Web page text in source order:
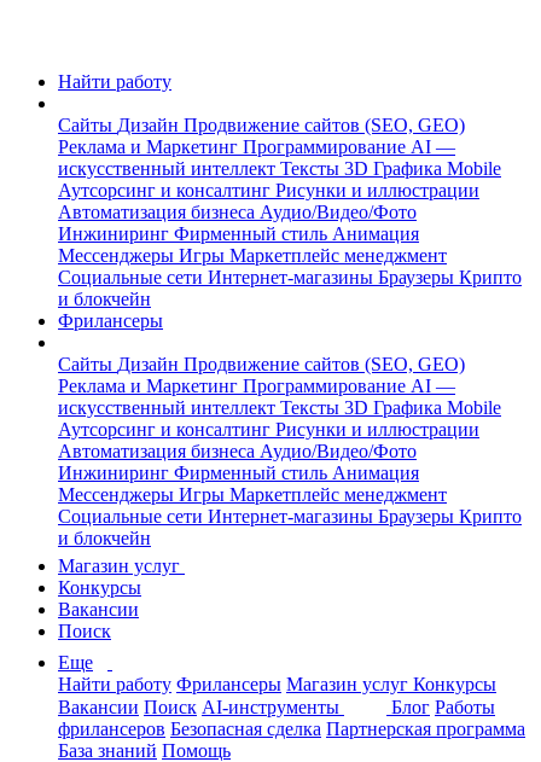
Найти работу
Сайты Дизайн Продвижение сайтов (SEO, GEO)
Реклама и Маркетинг Программирование AI —
искусственный интеллект Тексты 3D Графика Mobile
Аутсорсинг и консалтинг Рисунки и иллюстрации
Автоматизация бизнеса Аудио/Видео/Фото
Инжиниринг Фирменный стиль Анимация
Мессенджеры Игры Маркетплейс менеджмент
Социальные сети Интернет-магазины Браузеры Крипто
и блокчейн
Фрилансеры
Сайты Дизайн Продвижение сайтов (SEO, GEO)
Реклама и Маркетинг Программирование AI —
искусственный интеллект Тексты 3D Графика Mobile
Аутсорсинг и консалтинг Рисунки и иллюстрации
Автоматизация бизнеса Аудио/Видео/Фото
Инжиниринг Фирменный стиль Анимация
Мессенджеры Игры Маркетплейс менеджмент
Социальные сети Интернет-магазины Браузеры Крипто
и блокчейн
Магазин услуг
Конкурсы
Вакансии
Поиск
Еще
Найти работу Фрилансеры Магазин услуг Конкурсы
Вакансии Поиск AI-инструменты Блог Работы
фрилансеров Безопасная сделка Партнерская программа
База знаний Помощь